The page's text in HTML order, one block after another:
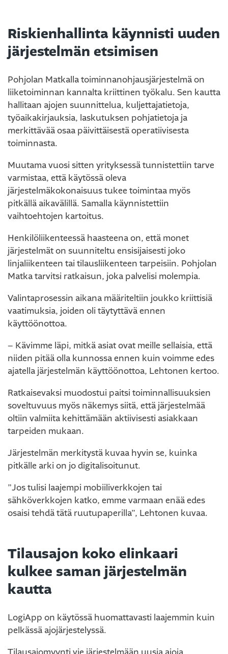
Riskienhallinta käynnisti uuden
järjestelmän etsimisen
Pohjolan Matkalla toiminnanohjausjärjestelmä on
liiketoiminnan kannalta kriittinen työkalu. Sen kautta
hallitaan ajojen suunnittelua, kuljettajatietoja,
työaikakirjauksia, laskutuksen pohjatietoja ja
merkittävää osaa päivittäisestä operatiivisesta
toiminnasta.
Muutama vuosi sitten yrityksessä tunnistettiin tarve
varmistaa, että käytössä oleva
järjestelmäkokonaisuus tukee toimintaa myös
pitkällä aikavälillä. Samalla käynnistettiin
vaihtoehtojen kartoitus.
Henkilöliikenteessä haasteena on, että monet
järjestelmät on suunniteltu ensisijaisesti joko
linjaliikenteen tai tilausliikenteen tarpeisiin. Pohjolan
Matka tarvitsi ratkaisun, joka palvelisi molempia.
Valintaprosessin aikana määriteltiin joukko kriittisiä
vaatimuksia, joiden oli täytyttävä ennen
käyttöönottoa.
– Kävimme läpi, mitkä asiat ovat meille sellaisia, että
niiden pitää olla kunnossa ennen kuin voimme edes
ajatella järjestelmän käyttöönottoa, Lehtonen kertoo.
Ratkaisevaksi muodostui paitsi toiminnallisuuksien
soveltuvuus myös näkemys siitä, että järjestelmää
oltiin valmiita kehittämään aktiivisesti asiakkaan
tarpeiden mukaan.
Järjestelmän merkitystä kuvaa hyvin se, kuinka
pitkälle arki on jo digitalisoitunut.
”Jos tulisi laajempi mobiiliverkkojen tai
sähköverkkojen katko, emme varmaan enää edes
osaisi tehdä tätä ruutupaperilla”, Lehtonen kuvaa.
Tilausajon koko elinkaari
kulkee saman järjestelmän
kautta
LogiApp on käytössä huomattavasti laajemmin kuin
pelkässä ajojärjestelyssä.